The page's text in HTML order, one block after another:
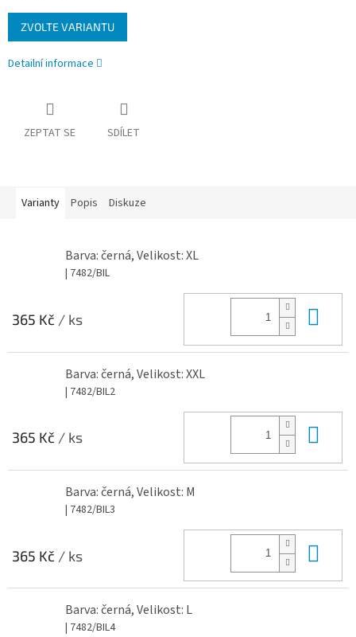
Měrná
cena:
ZVOLTE VARIANTU
Detailní informace
ZEPTAT SE SDÍLET
Varianty Popis Diskuze
Barva: černá, Velikost: XL
| 7482/BIL
365 Kč / ks
Barva: černá, Velikost: XXL
| 7482/BIL2
365 Kč / ks
Barva: černá, Velikost: M
| 7482/BIL3
365 Kč / ks
Barva: černá, Velikost: L
| 7482/BIL4